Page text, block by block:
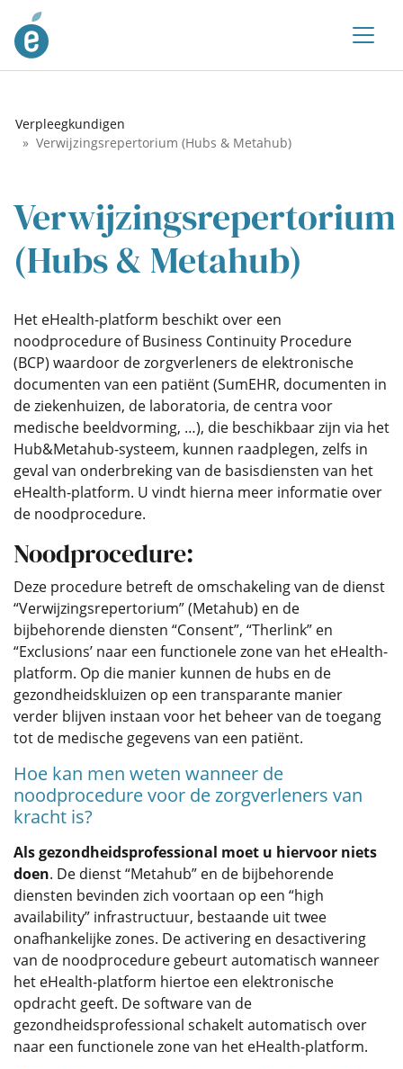
Verpleegkundigen
Verwijzingsrepertorium (Hubs & Metahub)
Verwijzingsrepertorium
(Hubs & Metahub)
Het eHealth-platform beschikt over een
noodprocedure of Business Continuity Procedure
(BCP) waardoor de zorgverleners de elektronische
documenten van een patiënt (SumEHR, documenten in
de ziekenhuizen, de laboratoria, de centra voor
medische beeldvorming, …), die beschikbaar zijn via het
Hub&Metahub-systeem, kunnen raadplegen, zelfs in
geval van onderbreking van de basisdiensten van het
eHealth-platform. U vindt hierna meer informatie over
de noodprocedure.
Noodprocedure:
Deze procedure betreft de omschakeling van de dienst
“Verwijzingsrepertorium” (Metahub) en de
bijbehorende diensten “Consent”, “Therlink” en
“Exclusions’ naar een functionele zone van het eHealth-
platform. Op die manier kunnen de hubs en de
gezondheidskluizen op een transparante manier
verder blijven instaan voor het beheer van de toegang
tot de medische gegevens van een patiënt.
Hoe kan men weten wanneer de
noodprocedure voor de zorgverleners van
kracht is?
Als gezondheidsprofessional moet u hiervoor niets
doen. De dienst “Metahub” en de bijbehorende
diensten bevinden zich voortaan op een “high
availability” infrastructuur, bestaande uit twee
onafhankelijke zones. De activering en desactivering
van de noodprocedure gebeurt automatisch wanneer
het eHealth-platform hiertoe een elektronische
opdracht geeft. De software van de
gezondheidsprofessional schakelt automatisch over
naar een functionele zone van het eHealth-platform.